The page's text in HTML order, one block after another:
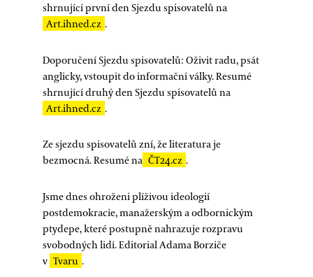
shrnující první den Sjezdu spisovatelů na
Art.ihned.cz .
Doporučení Sjezdu spisovatelů: Oživit radu, psát
anglicky, vstoupit do informační války. Resumé
shrnující druhý den Sjezdu spisovatelů na
Art.ihned.cz .
Ze sjezdu spisovatelů zní, že literatura je
bezmocná. Resumé na ČT24.cz .
Jsme dnes ohroženi plíživou ideologií
postdemokracie, manažerským a odbornickým
ptydepe, které postupně nahrazuje rozpravu
svobodných lidí. Editorial Adama Borziče
v Tvaru .